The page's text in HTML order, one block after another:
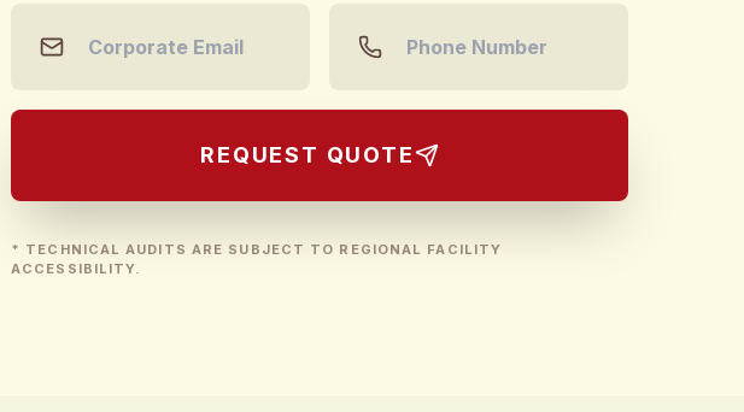
REQUEST QUOTE
* TECHNICAL AUDITS ARE SUBJECT TO REGIONAL FACILITY
ACCESSIBILITY.